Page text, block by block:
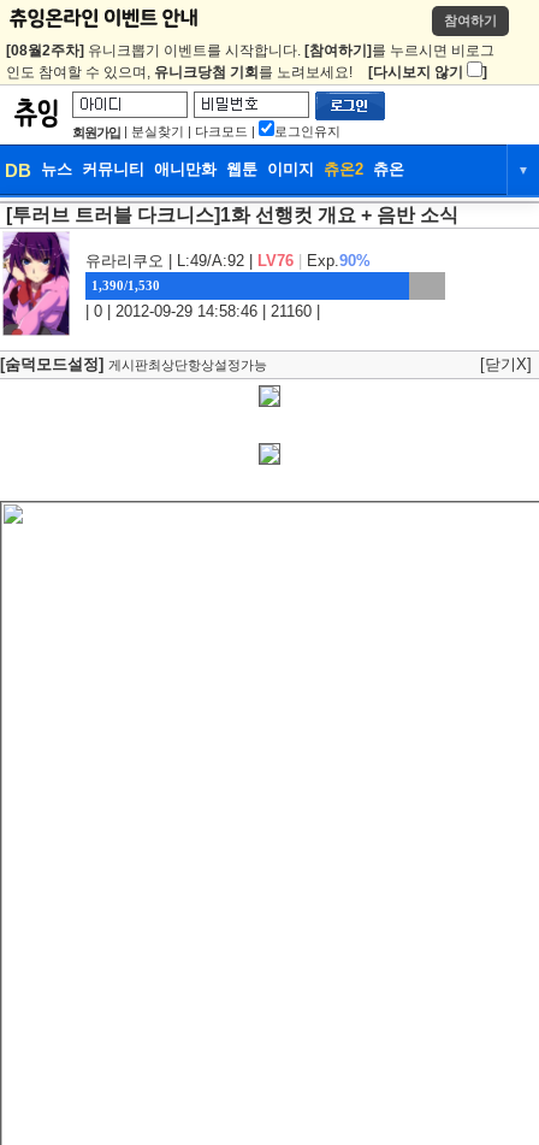
참여하기
[08월2주차] 유니크뽑기 이벤트를 시작합니다. [참여하기] 를 누르시면 비로그
인도 참여할 수 있으며, 유니크당첨 기회 를 노려보세요! [다시보지 않기 ]
회원가입 | 분실찾기 | 다크모드 | 로그인유지
DB 뉴스 커뮤니티 애니만화 웹툰 이미지 츄온2 츄온 ▼
DB 뉴스 커뮤니티 애니만화
웹툰 이미지 츄온2
[투러브 트러블 다크니스]1화 선행컷 개요 + 음반 소식
유라리쿠오 | L:49/A:92 | LV76 Exp.90%
1,390/1,530
| 0 | 2012-09-29 14:58:46 | 21160 |
[숨덕모드설정] 게시판최상단항상설정가능 [닫기X]